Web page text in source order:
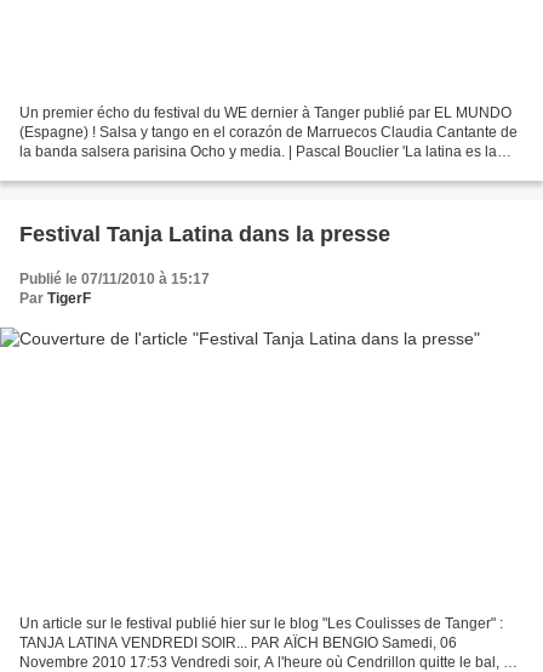
Un premier écho du festival du WE dernier à Tanger publié par EL MUNDO
(Espagne) ! Salsa y tango en el corazón de Marruecos Claudia Cantante de
la banda salsera parisina Ocho y media. | Pascal Bouclier 'La latina es la
Festival Tanja Latina dans la presse
Publié le 07/11/2010 à 15:17
Par TigerF
Un article sur le festival publié hier sur le blog "Les Coulisses de Tanger" :
TANJA LATINA VENDREDI SOIR... PAR AÏCH BENGIO Samedi, 06
Novembre 2010 17:53 Vendredi soir, A l'heure où Cendrillon quitte le bal, un